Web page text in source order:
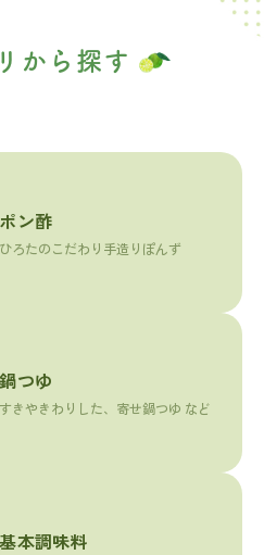
から探す
ポン酢
ひろたのこだわり手造りぽんず
鍋つゆ
すきやきわりした、寄せ鍋つゆ など
基本調味料